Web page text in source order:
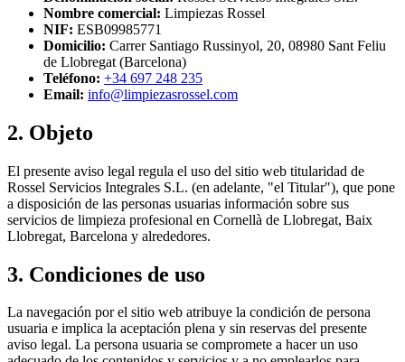
Nombre comercial: Limpiezas Rossel
NIF: ESB09985771
Domicilio: Carrer Santiago Russinyol, 20, 08980 Sant Feliu
de Llobregat (Barcelona)
Teléfono: +34 697 248 235
Email: info@limpiezasrossel.com
2. Objeto
El presente aviso legal regula el uso del sitio web titularidad de
Rossel Servicios Integrales S.L. (en adelante, "el Titular"), que pone
a disposición de las personas usuarias información sobre sus
servicios de limpieza profesional en Cornellà de Llobregat, Baix
Llobregat, Barcelona y alrededores.
3. Condiciones de uso
La navegación por el sitio web atribuye la condición de persona
usuaria e implica la aceptación plena y sin reservas del presente
aviso legal. La persona usuaria se compromete a hacer un uso